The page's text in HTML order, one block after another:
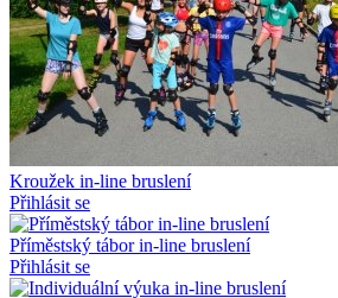
Kroužek in-line bruslení
Přihlásit se
Příměstský tábor in-line bruslení
Přihlásit se